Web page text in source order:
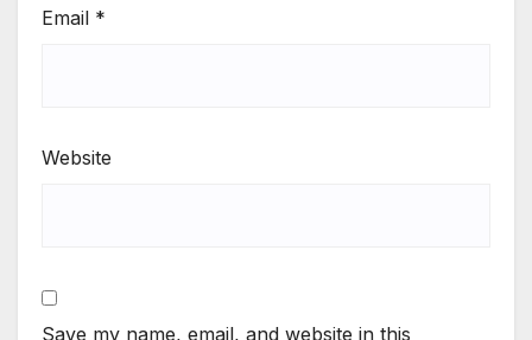
Email *
Website
Save my name, email, and website in this